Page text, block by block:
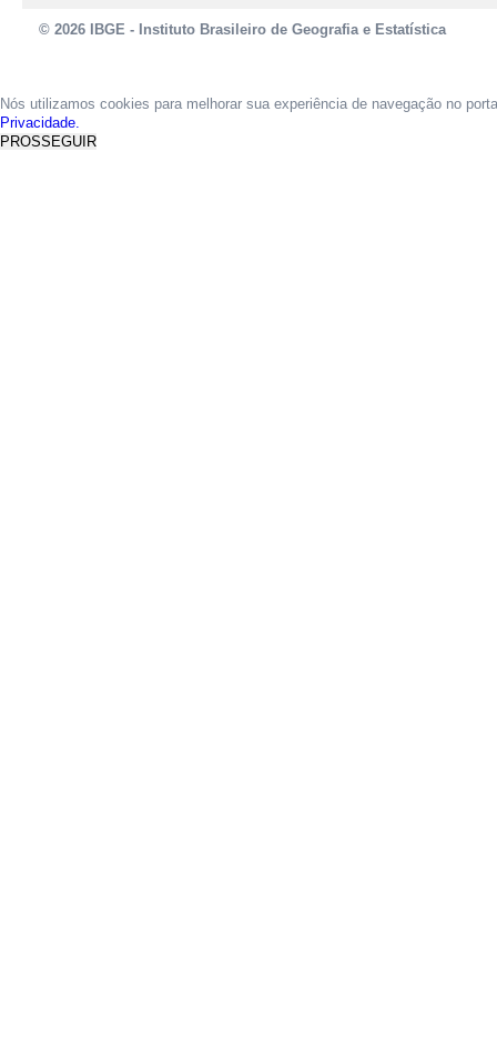
© 2026 IBGE - Instituto Brasileiro de Geografia e Estatística
Nós utilizamos cookies para melhorar sua experiência de navegação no
Privacidade.
PROSSEGUIR